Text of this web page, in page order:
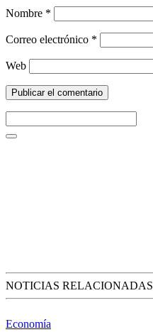
Nombre *
Correo electrónico *
Web
NOTICIAS RELACIONADAS
Economía